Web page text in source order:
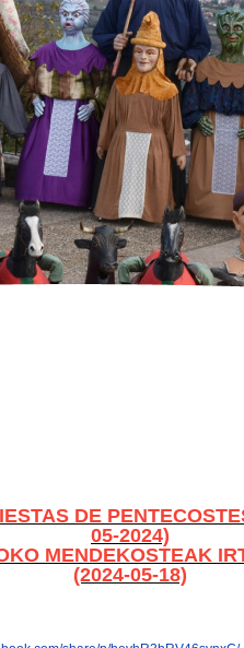
DE
05-2024)
MENDEKOSTEAK
(2024-05-18)